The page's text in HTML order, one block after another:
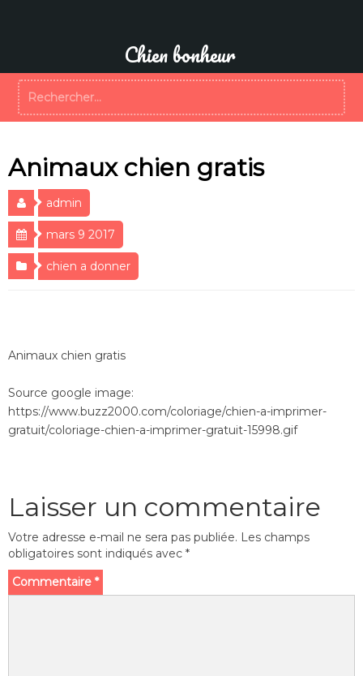
Chien bonheur
Animaux chien gratis
admin
mars 9 2017
chien a donner
Animaux chien gratis
Source google image:
https://www.buzz2000.com/coloriage/chien-a-imprimer-
gratuit/coloriage-chien-a-imprimer-gratuit-15998.gif
Laisser un commentaire
Votre adresse e-mail ne sera pas publiée. Les champs
obligatoires sont indiqués avec *
Commentaire *
Rechercher :